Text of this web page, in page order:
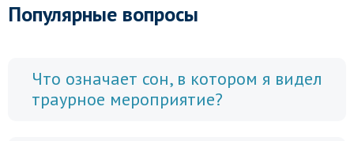
Популярные вопросы
Что означает сон, в котором я видел
траурное мероприятие?